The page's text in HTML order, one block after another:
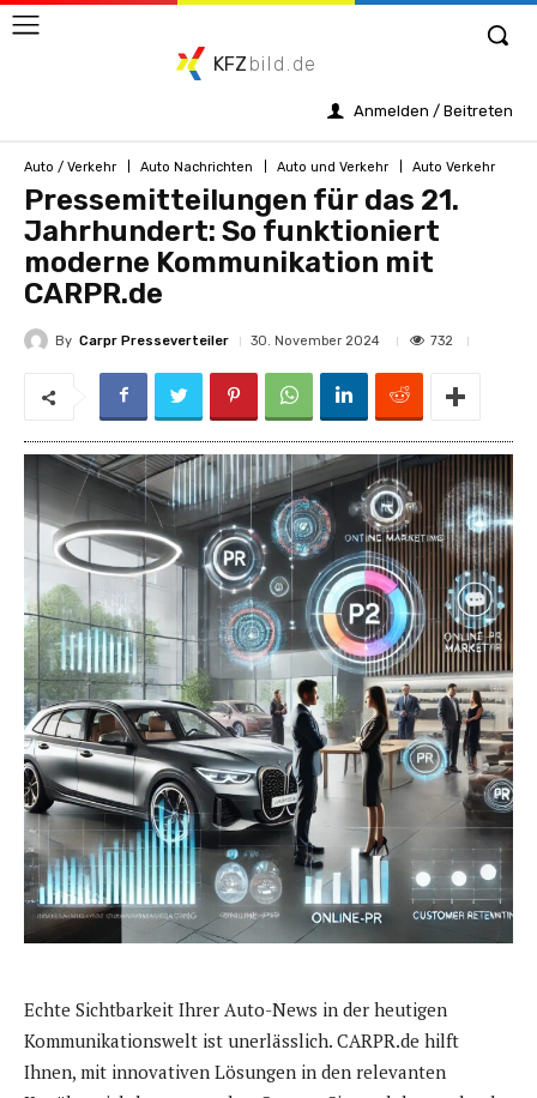
KFZ bild.de
Anmelden / Beitreten
Auto / Verkehr Auto Nachrichten Auto und Verkehr Auto Verkehr
Pressemitteilungen für das 21.
Jahrhundert: So funktioniert
moderne Kommunikation mit
CARPR.de
By Carpr Presseverteiler 30. November 2024 732
Echte Sichtbarkeit Ihrer Auto-News in der heutigen
Kommunikationswelt ist unerlässlich. CARPR.de hilft
Ihnen, mit innovativen Lösungen in den relevanten